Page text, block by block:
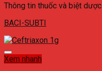
Thông tin thuốc và biệt dược
BACI-SUBTI
Xem nhanh